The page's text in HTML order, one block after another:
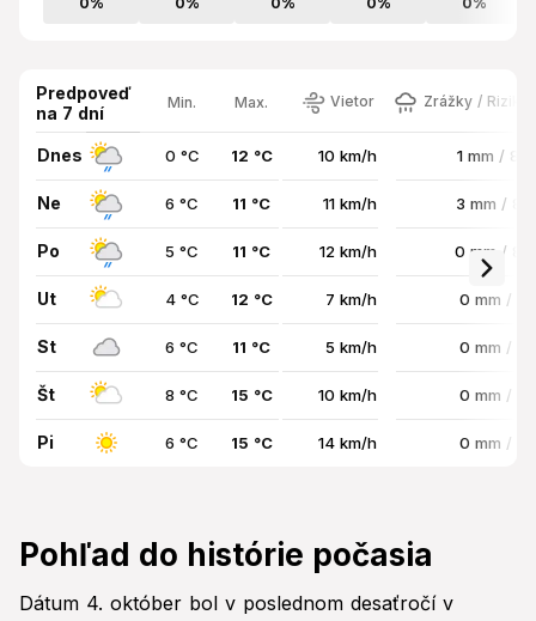
Predpoveď
na 7 dní
Min. Max. Vietor Zrážky / Riziko
Dnes 0 °C 12 °C 10 km/h 1 mm /
Ne 6 °C 11 °C 11 km/h 3 mm /
Po 5 °C 11 °C 12 km/h 0 mm /
Ut 4 °C 12 °C 7 km/h 0 mm /
St 6 °C 11 °C 5 km/h 0 mm /
Št 8 °C 15 °C 10 km/h 0 mm /
Pi 6 °C 15 °C 14 km/h 0 mm /
Pohľad do histórie počasia
Dátum 4. október bol v poslednom desaťročí v